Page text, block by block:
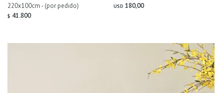
220x100cm - (por pedido)
$ 41.800
USD 180,00